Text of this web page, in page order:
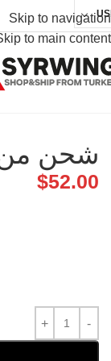
Skip to navigation
to main content
شحن من
$52.00